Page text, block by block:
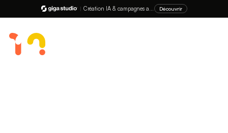
| Création IA & campagnes ads Découvrir